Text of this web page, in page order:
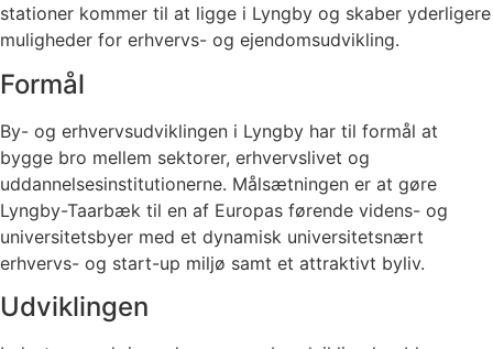
stationer kommer til at ligge i Lyngby og skaber yderligere
muligheder for erhvervs- og ejendomsudvikling.
Formål
By- og erhvervsudviklingen i Lyngby har til formål at
bygge bro mellem sektorer, erhvervslivet og
uddannelsesinstitutionerne. Målsætningen er at gøre
Lyngby-Taarbæk til en af Europas førende videns- og
universitetsbyer med et dynamisk universitetsnært
erhvervs- og start-up miljø samt et attraktivt byliv.
Udviklingen